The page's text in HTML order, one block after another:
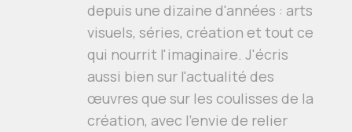
depuis une dizaine d'années : arts
visuels, séries, création et tout ce
qui nourrit l'imaginaire. J'écris
aussi bien sur l'actualité des
œuvres que sur les coulisses de la
création, avec l'envie de relier